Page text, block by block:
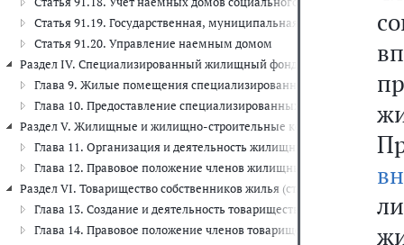
Статья 91.19. Государственная, муниципальная и (или) иная
Статья 91.20. Управление наемным домом
Раздел IV. Специализированный жилищный фонд (ст. 92 - 109.1)
Глава 9. Жилые помещения специализированного жилищного
Глава 10. Предоставление специализированных жилых
Раздел V. Жилищные и жилищно-строительные кооперативы (ст.
Глава 11. Организация и деятельность жилищных и жилищно-
Глава 12. Правовое положение членов жилищных кооперативов
Раздел VI. Товарищество собственников жилья (ст. 135 - 152)
Глава 13. Создание и деятельность товарищества собственников
Глава 14. Правовое положение членов товарищества